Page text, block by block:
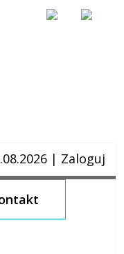
| Zaloguj